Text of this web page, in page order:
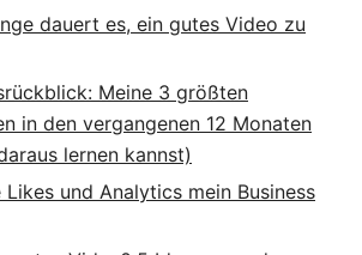
dauert es, ein gutes Video zu
Meine 3 größten
in den vergangenen 12 Monaten
lernen kannst)
Likes und Analytics mein Business